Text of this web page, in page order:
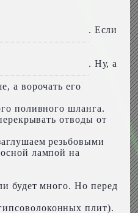
. Если
. Ну, а
а ворочать его
поливного шланга.
отводы от
резьбовыми
лампой на
будет много. Но перед
плит).